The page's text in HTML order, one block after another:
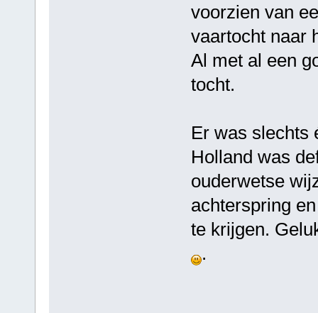
voorzien van
vaartocht naar
Al met al een
tocht.
Er was slechts
Holland was
ouderwetse
achterspring
te krijgen.
.